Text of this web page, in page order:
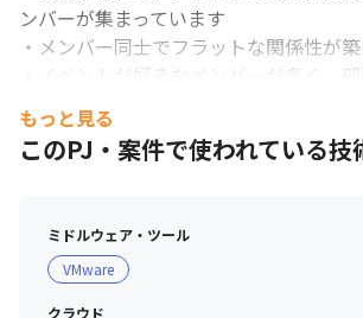
業務外でのコミュニケーションが活発です。
ンバーが集まっています
・メンバー同士でフラットな関係性が
・イベントが好きなメンバーが多く、部
ニケーションをとっています
＜部門の特徴＞
はエンジニア出身の創業者・福原智の
た当社の基盤となる事業です。大手SIer
ドユーザーとして大手企業との取引も拡
もっと見る
このPJ・案件で使われている技
ミドルウェア・ツール
VMware
クラウド